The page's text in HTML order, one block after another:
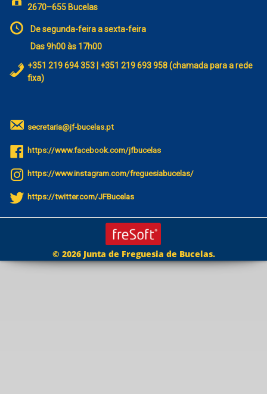
2670–655 Bucelas
De segunda-feira a sexta-feira
Das 9h00 às 17h00
+351 219 694 353 | +351 219 693 958 (chamada para a rede
fixa)
secretaria@jf-bucelas.pt
https://www.facebook.com/jfbucelas
https://www.instagram.com/freguesiabucelas/
https://twitter.com/JFBucelas
© 2026 Junta de Freguesia de Bucelas.